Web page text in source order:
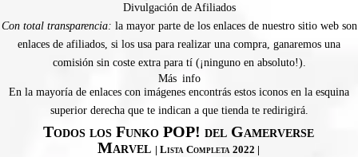
Divulgación de Afiliados
Con total transparencia: la mayor parte de los enlaces de nuestro sitio web son
enlaces de afiliados, si los usa para realizar una compra, ganaremos una
comisión sin coste extra para tí (¡ninguno en absoluto!).
Más info
En la mayoría de enlaces con imágenes encontrás estos iconos en la esquina
superior derecha que te indican a que tienda te redirigirá.
Todos los Funko POP! del Gamerverse
Marvel | Lista Completa 2022 |